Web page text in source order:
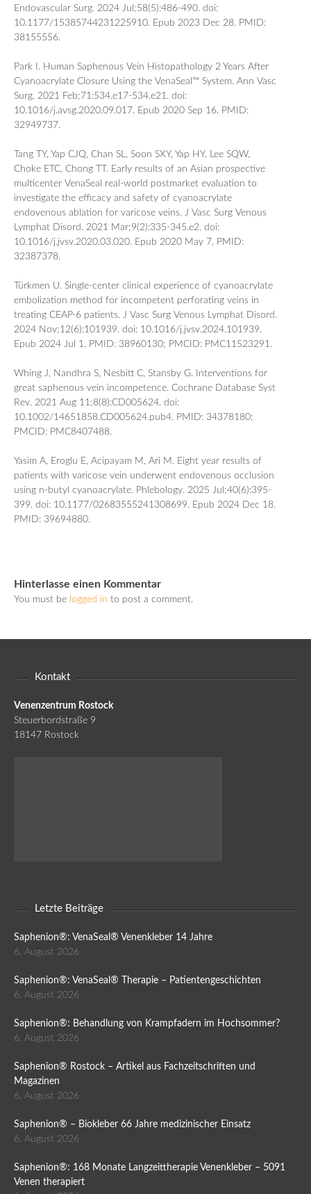
Endovascular Surg. 2024 Jul;58(5):486-490. doi:
10.1177/15385744231225910. Epub 2023 Dec 28. PMID:
38155556.
Park I. Human Saphenous Vein Histopathology 2 Years After
Cyanoacrylate Closure Using the VenaSeal™ System. Ann Vasc
Surg. 2021 Feb;71:534.e17-534.e21. doi:
10.1016/j.avsg.2020.09.017. Epub 2020 Sep 16. PMID:
32949737.
Tang TY, Yap CJQ, Chan SL, Soon SXY, Yap HY, Lee SQW,
Choke ETC, Chong TT. Early results of an Asian prospective
multicenter VenaSeal real-world postmarket evaluation to
investigate the efficacy and safety of cyanoacrylate
endovenous ablation for varicose veins. J Vasc Surg Venous
Lymphat Disord. 2021 Mar;9(2):335-345.e2. doi:
10.1016/j.jvsv.2020.03.020. Epub 2020 May 7. PMID:
32387378.
Türkmen U. Single-center clinical experience of cyanoacrylate
embolization method for incompetent perforating veins in
treating CEAP-6 patients. J Vasc Surg Venous Lymphat Disord.
2024 Nov;12(6):101939. doi: 10.1016/j.jvsv.2024.101939.
Epub 2024 Jul 1. PMID: 38960130; PMCID: PMC11523291.
Whing J, Nandhra S, Nesbitt C, Stansby G. Interventions for
great saphenous vein incompetence. Cochrane Database Syst
Rev. 2021 Aug 11;8(8):CD005624. doi:
10.1002/14651858.CD005624.pub4. PMID: 34378180;
PMCID: PMC8407488.
Yasim A, Eroglu E, Acipayam M, Ari M. Eight year results of
patients with varicose vein underwent endovenous occlusion
using n-butyl cyanoacrylate. Phlebology. 2025 Jul;40(6):395-
399. doi: 10.1177/02683555241308699. Epub 2024 Dec 18.
PMID: 39694880.
Hinterlasse einen Kommentar
You must be logged in to post a comment.
Kontakt
Venenzentrum Rostock
Steuerbordstraße 9
18147 Rostock
Letzte Beiträge
Saphenion®: VenaSeal® Venenkleber 14 Jahre
6. August 2026
Saphenion®: VenaSeal® Therapie – Patientengeschichten
6. August 2026
Saphenion®: Behandlung von Krampfadern im Hochsommer?
6. August 2026
Saphenion® Rostock – Artikel aus Fachzeitschriften und
Magazinen
6. August 2026
Saphenion® – Biokleber 66 Jahre medizinischer Einsatz
6. August 2026
Saphenion®: 168 Monate Langzeittherapie Venenkleber – 5091
Venen therapiert